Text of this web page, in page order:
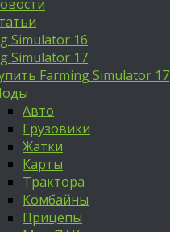
Simulator 16
Simulator 17
Farming Simulator 17
Авто
Грузовики
Жатки
Карты
Трактора
Комбайны
Прицепы